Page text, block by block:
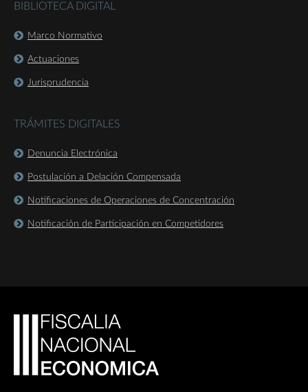
BIBLIOTECA DIGITAL
Marco Normativo
Actuaciones
Jurisprudencia
TRÁMITES DIGITALES
Denuncia Electrónica
Postulación a Delación Compensada
Notificaciones de Operaciones de Concentración
Notificación de Participación en Competidores